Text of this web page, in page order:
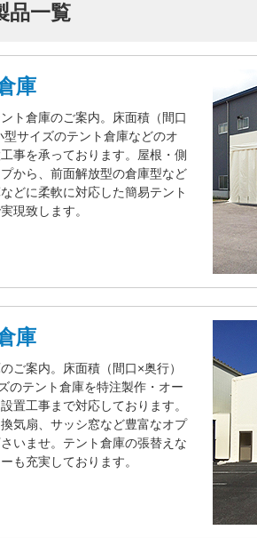
品一覧
庫
ト倉庫のご案内。床面積（間口
サイズのテント倉庫などのオ
事を承っております。屋根・側
から、前面解放型の倉庫型など
どに柔軟に対応した簡易テント
現致します。
庫
ご案内。床面積（間口×奥行）
のテント倉庫を特注製作・オー
置工事まで対応しております。
気扇、サッシ窓など豊富なオプ
いませ。テント倉庫の張替えな
も充実しております。